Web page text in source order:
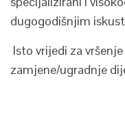
dugogodišnjim
Isto vrijedi za
zamjene/ugradnje